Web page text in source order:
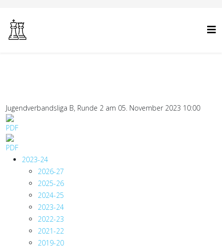
Jugendverbandsliga B, Runde 2 am 05. November 2023 10:00
2023-24
2026-27
2025-26
2024-25
2023-24
2022-23
2021-22
2019-20